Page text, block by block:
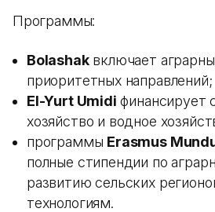
Программы:
Bolashakвключает
приоритетных направлений;
El-Yurt Umidi финансирует
хозяйство и водное
программы Erasmus
полные стипендии по
развитию сельских
технологиям.